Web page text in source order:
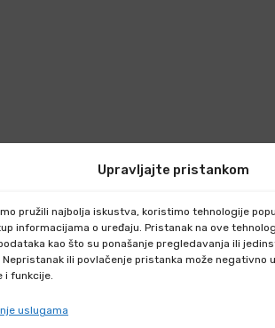
Upravljajte pristankom
pružili najbolja iskustva, koristimo tehnologije
informacijama o uređaju. Pristanak na ove
kao što su ponašanje pregledavanja ili
ili povlačenje pristanka može negativno
i funkcije.
uslugama